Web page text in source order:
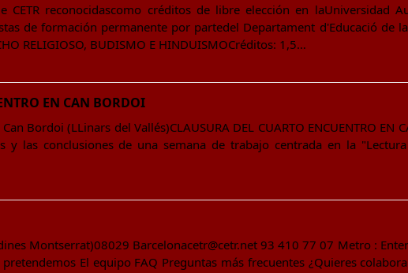
CETR reconocidascomo créditos de libre elección en laUniversidad
de formación permanente por partedel Departament d'Educació de
RELIGIOSO, BUDISMO E HINDUISMOCréditos: 1,5…
EN CAN BORDOI
Bordoi (LLinars del Vallés)CLAUSURA DEL CUARTO ENCUENTRO EN
y las conclusiones de una semana de trabajo centrada en la
Montserrat)08029 Barcelonacetr@cetr.net 93 410 77 07 Metro :
El equipo FAQ Preguntas más frecuentes ¿Quieres